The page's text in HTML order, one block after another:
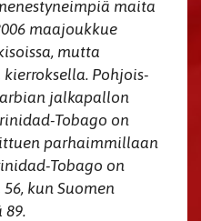
maita
maajoukkue
mutta
Pohjois-
jalkapallon
Tobago on
parhaimmillaan
Tobago on
kun Suomen